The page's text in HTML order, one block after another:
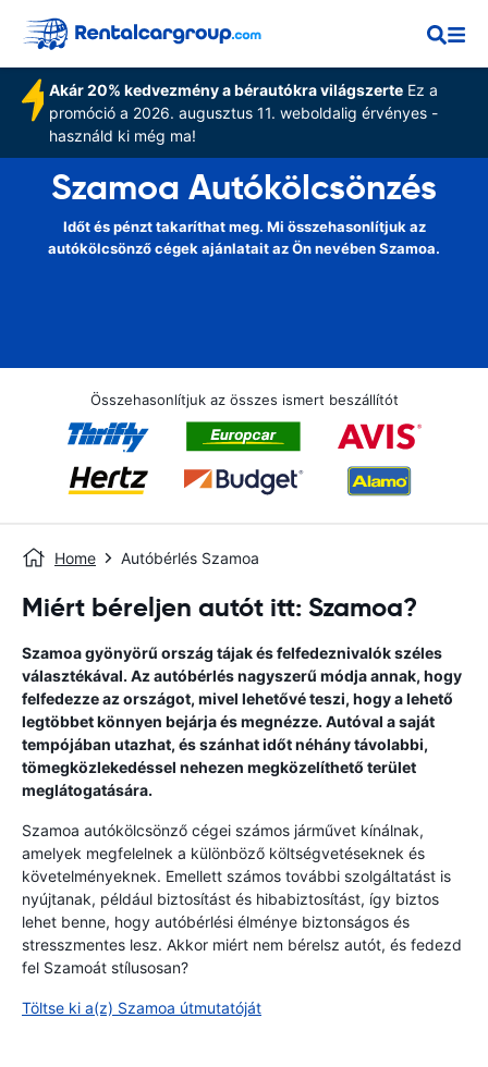
Akár 20% kedvezmény a bérautókra világszerteEz a
promóció a 2026. augusztus 11. weboldalig érvényes -
használd ki még ma!
Szamoa Autókölcsönzés
Időt és pénzt takaríthat meg. Mi összehasonlítjuk az
autókölcsönző cégek ajánlatait az Ön nevében Szamoa.
Összehasonlítjuk az összes ismert beszállítót
Home Autóbérlés Szamoa
Miért béreljen autót itt: Szamoa?
Szamoa gyönyörű ország tájak és felfedeznivalók széles
választékával. Az autóbérlés nagyszerű módja annak, hogy
felfedezze az országot, mivel lehetővé teszi, hogy a lehető
legtöbbet könnyen bejárja és megnézze. Autóval a saját
tempójában utazhat, és szánhat időt néhány távolabbi,
tömegközlekedéssel nehezen megközelíthető terület
meglátogatására.
Szamoa autókölcsönző cégei számos járművet kínálnak,
amelyek megfelelnek a különböző költségvetéseknek és
követelményeknek. Emellett számos további szolgáltatást is
nyújtanak, például biztosítást és hibabiztosítást, így biztos
lehet benne, hogy autóbérlési élménye biztonságos és
stresszmentes lesz. Akkor miért nem bérelsz autót, és fedezd
fel Szamoát stílusosan?
Töltse ki a(z) Szamoa útmutatóját